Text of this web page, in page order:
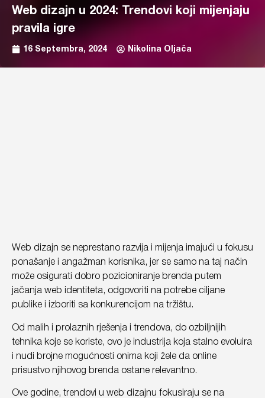
Web dizajn u 2024: Trendovi koji mijenjaju
pravila igre
16 Septembra, 2024 Nikolina Oljača
Web dizajn se neprestano razvija i mijenja imajući u fokusu
ponašanje i angažman korisnika, jer se samo na taj način
može osigurati dobro pozicioniranje brenda putem
jačanja web identiteta, odgovoriti na potrebe ciljane
publike i izboriti sa konkurencijom na tržištu.
Od malih i prolaznih rješenja i trendova, do ozbiljnijih
tehnika koje se koriste, ovo je industrija koja stalno evoluira
i nudi brojne mogućnosti onima koji žele da online
prisustvo njihovog brenda ostane relevantno.
Ove godine, trendovi u web dizajnu fokusiraju se na